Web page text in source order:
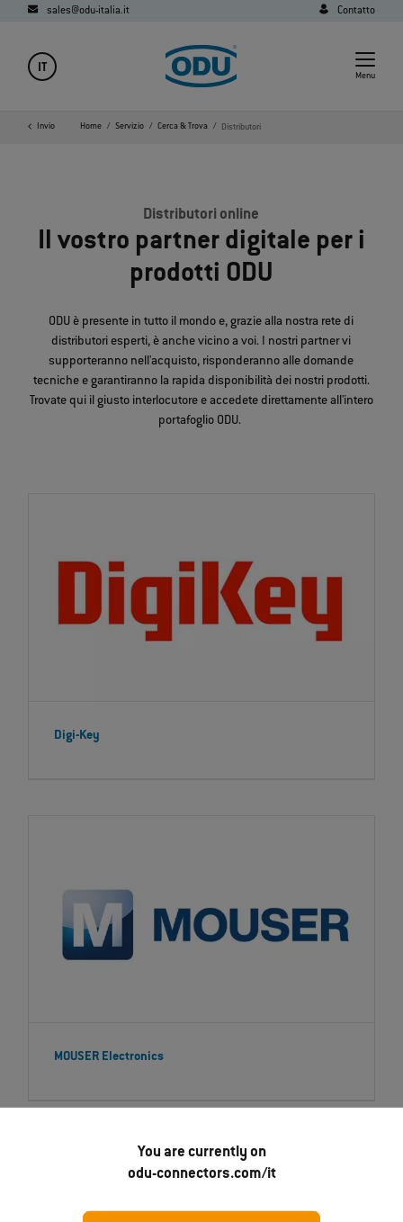
You are currently on
odu-connectors.com/it
sales@odu-italia.it Contatto
IT
Menu
Invio Home Servizio Cerca & Trova Distributori
Distributori online
Il vostro partner digitale per i
prodotti ODU
ODU è presente in tutto il mondo e, grazie alla nostra rete di
distributori esperti, è anche vicino a voi. I nostri partner vi
supporteranno nell'acquisto, risponderanno alle domande
tecniche e garantiranno la rapida disponibilità dei nostri prodotti.
Trovate qui il giusto interlocutore e accedete direttamente all'intero
portafoglio ODU.
Digi-Key
MOUSER Electronics
Cercate una soluzione personalizzata per i